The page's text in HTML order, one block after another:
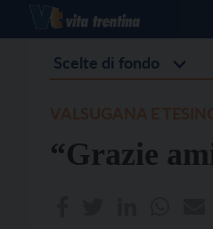
Scelte di fondo
“Grazie